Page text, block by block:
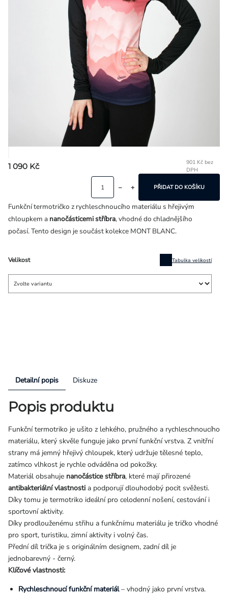
1 090 Kč
901 Kč bez
DPH
Velikost Tabulka velikostí
PŘIDAT DO KOŠÍKU
Funkční termotričko z rychleschnoucího materiálu s hřejivým
chloupkem a nanočásticemi stříbra, vhodné do chladnějšího
počasí. Tento design je součást kolekce MONT BLANC.
Detailní popis Diskuze
Popis produktu
Funkční termotriko je ušito z lehkého, pružného a rychleschnoucího
materiálu, který skvěle funguje jako první funkční vrstva. Z vnitřní
strany má jemný hřejivý chloupek, který udržuje tělesné teplo,
zatímco vlhkost je rychle odváděna od pokožky.
Materiál obsahuje nanočástice stříbra, které mají přirozené
antibakteriální vlastnosti a podporují dlouhodobý pocit svěžesti.
Díky tomu je termotriko ideální pro celodenní nošení, cestování i
sportovní aktivity.
Díky prodlouženému střihu a funkčnímu materiálu je tričko vhodné
pro sport, turistiku, zimní aktivity i volný čas.
Přední díl trička je s originálním designem, zadní díl je
jednobarevný - černý.
Klíčové vlastnosti:
Rychleschnoucí funkční materiál– vhodný jako první vrstva.